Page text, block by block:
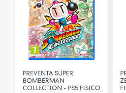
PREVENTA SUPER
BOMBERMAN
COLLECTION - PS5 FISICO